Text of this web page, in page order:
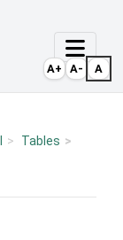
Tables
A+ A- A